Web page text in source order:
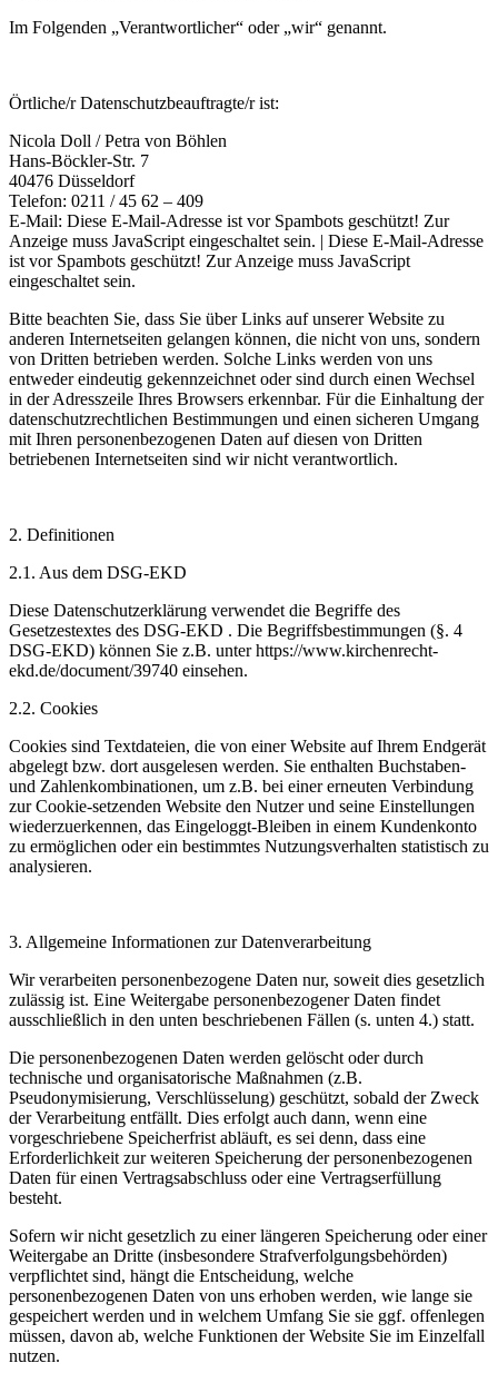
Im Folgenden „Verantwortlicher“ oder „wir“ genannt.
Örtliche/r Datenschutzbeauftragte/r ist:
Nicola Doll / Petra von Böhlen
Hans-Böckler-Str. 7
40476 Düsseldorf
Telefon: 0211 / 45 62 – 409
E-Mail: Diese E-Mail-Adresse ist vor Spambots geschützt! Zur
Anzeige muss JavaScript eingeschaltet sein. | Diese E-Mail-Adresse
ist vor Spambots geschützt! Zur Anzeige muss JavaScript
eingeschaltet sein.
Bitte beachten Sie, dass Sie über Links auf unserer Website zu
anderen Internetseiten gelangen können, die nicht von uns, sondern
von Dritten betrieben werden. Solche Links werden von uns
entweder eindeutig gekennzeichnet oder sind durch einen Wechsel
in der Adresszeile Ihres Browsers erkennbar. Für die Einhaltung der
datenschutzrechtlichen Bestimmungen und einen sicheren Umgang
mit Ihren personenbezogenen Daten auf diesen von Dritten
betriebenen Internetseiten sind wir nicht verantwortlich.
2. Definitionen
2.1. Aus dem DSG-EKD
Diese Datenschutzerklärung verwendet die Begriffe des
Gesetzestextes des DSG-EKD . Die Begriffsbestimmungen (§. 4
DSG-EKD) können Sie z.B. unter https://www.kirchenrecht-
ekd.de/document/39740 einsehen.
2.2. Cookies
Cookies sind Textdateien, die von einer Website auf Ihrem Endgerät
abgelegt bzw. dort ausgelesen werden. Sie enthalten Buchstaben-
und Zahlenkombinationen, um z.B. bei einer erneuten Verbindung
zur Cookie-setzenden Website den Nutzer und seine Einstellungen
wiederzuerkennen, das Eingeloggt-Bleiben in einem Kundenkonto
zu ermöglichen oder ein bestimmtes Nutzungsverhalten statistisch zu
analysieren.
3. Allgemeine Informationen zur Datenverarbeitung
Wir verarbeiten personenbezogene Daten nur, soweit dies gesetzlich
zulässig ist. Eine Weitergabe personenbezogener Daten findet
ausschließlich in den unten beschriebenen Fällen (s. unten 4.) statt.
Die personenbezogenen Daten werden gelöscht oder durch
technische und organisatorische Maßnahmen (z.B.
Pseudonymisierung, Verschlüsselung) geschützt, sobald der Zweck
der Verarbeitung entfällt. Dies erfolgt auch dann, wenn eine
vorgeschriebene Speicherfrist abläuft, es sei denn, dass eine
Erforderlichkeit zur weiteren Speicherung der personenbezogenen
Daten für einen Vertragsabschluss oder eine Vertragserfüllung
besteht.
Sofern wir nicht gesetzlich zu einer längeren Speicherung oder einer
Weitergabe an Dritte (insbesondere Strafverfolgungsbehörden)
verpflichtet sind, hängt die Entscheidung, welche
personenbezogenen Daten von uns erhoben werden, wie lange sie
gespeichert werden und in welchem Umfang Sie sie ggf. offenlegen
müssen, davon ab, welche Funktionen der Website Sie im Einzelfall
nutzen.